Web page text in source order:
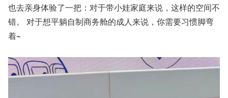
也去亲身体验了一把：对于带小娃家庭来说，这样的空间不
错。 对于想平躺自制商务舱的成人来说，你需要习惯脚弯
着~